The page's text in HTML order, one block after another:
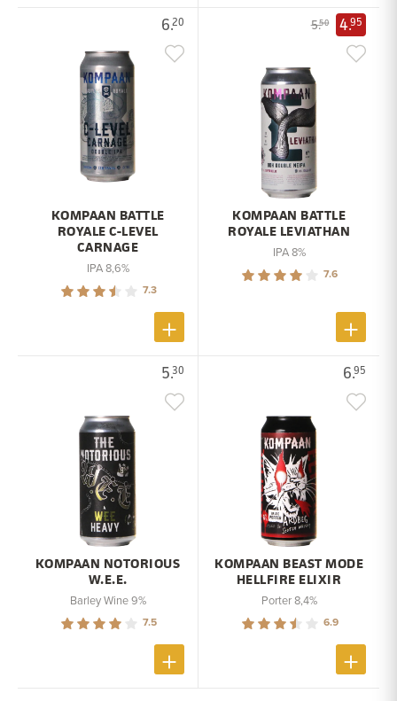
6.20
KOMPAAN BATTLE
ROYALE C-LEVEL
CARNAGE
IPA 8,6%
7.3
5.50 4.95
KOMPAAN BATTLE
ROYALE LEVIATHAN
IPA 8%
7.6
5.30
KOMPAAN NOTORIOUS
W.E.E.
Barley Wine 9%
7.5
6.95
KOMPAAN BEAST MODE
HELLFIRE ELIXIR
Porter 8,4%
6.9